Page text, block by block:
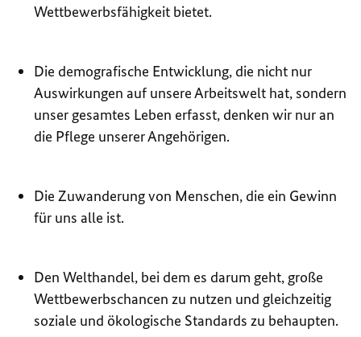
Wettbewerbsfähigkeit bietet.
Die demografische Entwicklung, die nicht nur
Auswirkungen auf unsere Arbeitswelt hat, sondern
unser gesamtes Leben erfasst, denken wir nur an
die Pflege unserer Angehörigen.
Die Zuwanderung von Menschen, die ein Gewinn
für uns alle ist.
Den Welthandel, bei dem es darum geht, große
Wettbewerbschancen zu nutzen und gleichzeitig
soziale und ökologische Standards zu behaupten.